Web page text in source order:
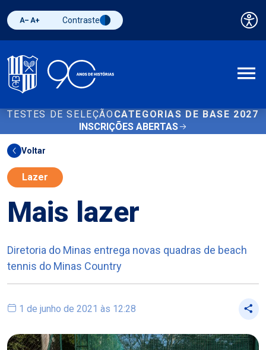
Diminuir fonte
Aumentar fonteAlternar contraste
Contraste
TESTES DE SELEÇÃO CATEGORIAS DE BASE 2027
INSCRIÇÕES ABERTAS
Voltar
Lazer
Mais lazer
Diretoria do Minas entrega novas quadras de beach
tennis do Minas Country
1 de junho de 2021 às 12:28